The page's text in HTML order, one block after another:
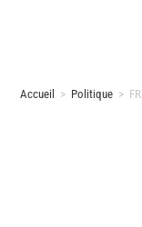
Accueil > Politique >